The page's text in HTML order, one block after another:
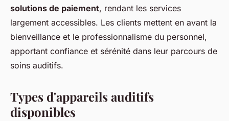
solutions de paiement, rendant les services
largement accessibles. Les clients mettent en avant la
bienveillance et le professionnalisme du personnel,
apportant confiance et sérénité dans leur parcours de
soins auditifs.
Types d'appareils auditifs
disponibles